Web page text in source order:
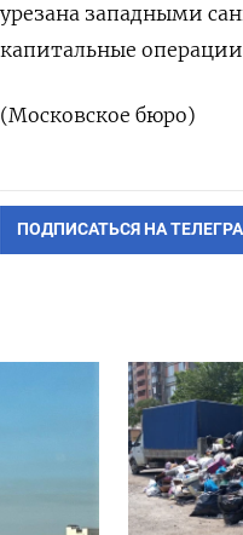
урезана западными
капитальные
(Московское бюро)
ПОДПИСАТЬСЯ НА